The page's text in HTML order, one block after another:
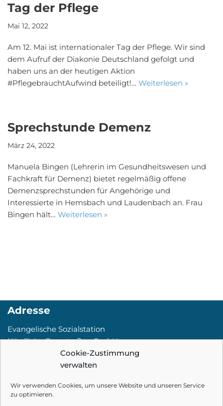
Cookie-Zustimmung
verwalten
Wir verwenden Cookies, um unsere Website und unseren Service
zu optimieren.
Tag der Pflege
Mai 12, 2022
Am 12. Mai ist internationaler Tag der Pflege. Wir sind
dem Aufruf der Diakonie Deutschland gefolgt und
haben uns an der heutigen Aktion
#PflegebrauchtAufwind beteiligt!… Weiterlesen »
Sprechstunde Demenz
März 24, 2022
Manuela Bingen (Lehrerin im Gesundheitswesen und
Fachkraft für Demenz) bietet regelmäßig offene
Demenzsprechstunden für Angehörige und
Interessierte in Hemsbach und Laudenbach an. Frau
Bingen hält… Weiterlesen »
Adresse
Evangelische Sozialstation
Nördliche Bergstraße gGmbH
69502 Hemsbach
Kontakt